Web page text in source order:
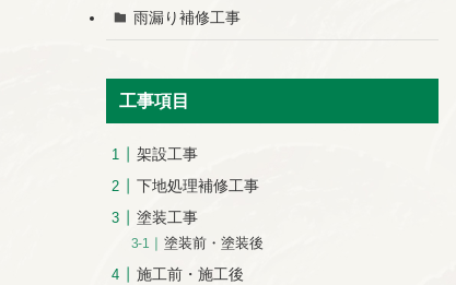
雨漏り補修工事
工事項目
架設工事
下地処理補修工事
塗装工事
塗装前・塗装後
施工前・施工後